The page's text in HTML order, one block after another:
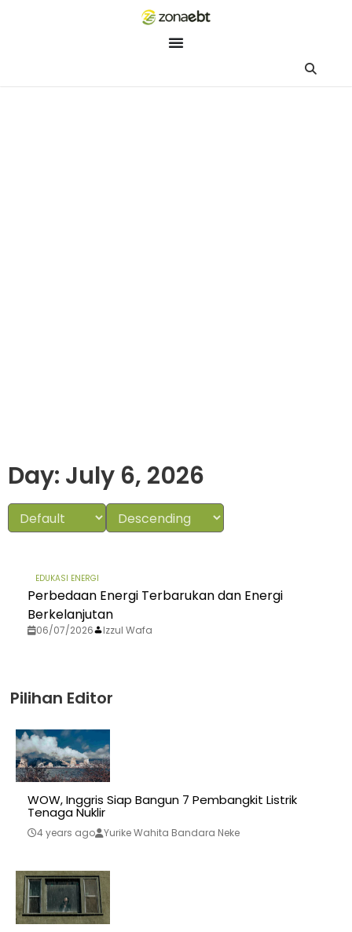
Day: July 6, 2026
EDUKASI ENERGI
Perbedaan Energi Terbarukan dan Energi
Berkelanjutan
06/07/2026 Izzul Wafa
Pilihan Editor
WOW, Inggris Siap Bangun 7 Pembangkit Listrik
Tenaga Nuklir
4 years ago Yurike Wahita Bandara Neke